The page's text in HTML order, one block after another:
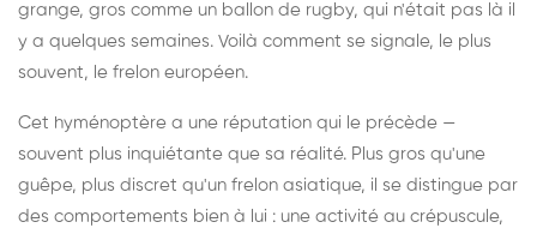
grange, gros comme un ballon de rugby, qui n'était pas là il
y a quelques semaines. Voilà comment se signale, le plus
souvent, le frelon européen.
Cet hyménoptère a une réputation qui le précède —
souvent plus inquiétante que sa réalité. Plus gros qu'une
guêpe, plus discret qu'un frelon asiatique, il se distingue par
des comportements bien à lui : une activité au crépuscule,